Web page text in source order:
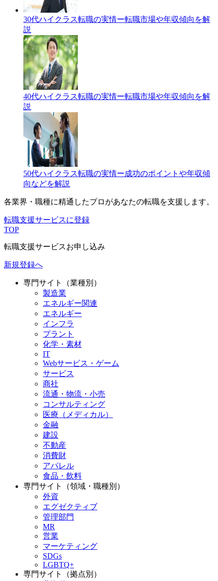
30代ハイクラス転職の実情ー転職市場や年収傾向を解
説
40代ハイクラス転職の実情ー転職市場や年収傾向を解
説
50代ハイクラス転職の実情ー成功のポイントや年収傾
向などを解説
各業界・職種に精通したプロがあなたの転職を支援します。
転職支援サービスに登録
TOP
転職支援サービスお申し込み
新規登録へ
専門サイト（業種別）
製造業
エネルギー関連
エネルギー
インフラ
プラント
化学・素材
IT
Webサービス・ゲーム
サービス
商社
流通・物流・小売
コンサルティング
医療（メディカル）
金融
建設
不動産
消費財
アパレル
食品・飲料
専門サイト（領域・職種別）
外資
エグゼクティブ
管理部門
MR
営業
マーケティング
SDGs
LGBTQ+
専門サイト（拠点別）